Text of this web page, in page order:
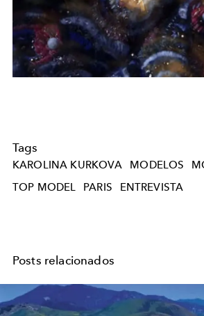
Tags
KAROLINA KURKOVA MODELOS
TOP MODEL
PARIS ENTREVISTA
Posts relacionados